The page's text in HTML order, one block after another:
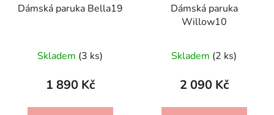
Dámská paruka Bella19
Skladem (3 ks)
1 890 Kč
Dámská paruka
Willow10
Skladem (2 ks)
2 090 Kč